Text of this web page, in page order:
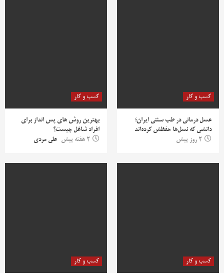
کسب و کار
عسل درمانی در طب سنتی ایران؛
دانشی که نسل‌ها حفظش کرده‌اند
2 روز پیش
کسب و کار
بهترین روش‌ های پس‌ انداز برای
افراد شاغل چیست؟
2 هفته پیش
علی مردی
کسب و کار کسب و کار